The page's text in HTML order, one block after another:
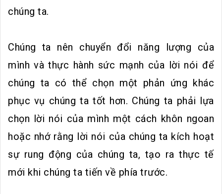
chúng ta.
Chúng ta nên chuyển đổi năng lượng của
mình và thực hành sức mạnh của lời nói để
chúng ta có thể chọn một phản ứng khác
phục vụ chúng ta tốt hơn. Chúng ta phải lựa
chọn lời nói của mình một cách khôn ngoan
hoặc nhớ rằng lời nói của chúng ta kích hoạt
sự rung động của chúng ta, tạo ra thực tế
mới khi chúng ta tiến về phía trước.